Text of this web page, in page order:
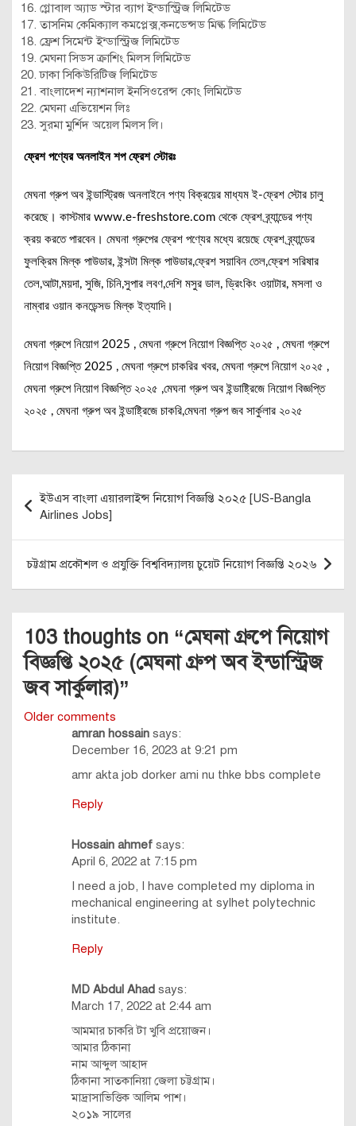
গ্লোবাল অ্যাড স্টার ব্যাগ ইন্ডাস্ট্রিজ লিমিটেড
তাসনিম কেমিক্যাল কমপ্লেক্স,কনডেন্সড মিল্ক লিমিটেড
ফ্রেশ সিমেন্ট ইন্ডাস্ট্রিজ লিমিটেড
মেঘনা সিডস ক্রাশিং মিলস লিমিটেড
ঢাকা সিকিউরিটিজ লিমিটেড
বাংলাদেশ ন্যাশনাল ইনসিওরেন্স কোং লিমিটেড
মেঘনা এভিয়েশন লিঃ
সুরমা মুর্শিদ অয়েল মিলস লি।
ফ্রেশ পণ্যের অনলাইন শপ ফ্রেশ স্টোরঃ
মেঘনা গ্রুপ অব ইন্ডাস্ট্রিজ অনলাইনে পণ্য বিক্রয়ের মাধ্যম ই-ফ্রেশ স্টোর চালু
করেছে। কাস্টমার www.e-freshstore.com থেকে ফ্রেশ ব্র্যান্ডের পণ্য
ক্রয় করতে পারবেন। মেঘনা গ্রুপের ফ্রেশ পণ্যের মধ্যে রয়েছে ফ্রেশ ব্র্যান্ডের
ফুলক্রিম মিল্ক পাউডার, ইন্সটা মিল্ক পাউডার,ফ্রেশ সয়াবিন তেল,ফ্রেশ সরিষার
তেল,আটা,ময়দা, সুজি, চিনি,সুপার লবণ,দেশি মসুর ডাল, ড্রিংকিং ওয়াটার, মসলা ও
নাম্বার ওয়ান কনডেন্সড মিল্ক ইত্যাদি।
মেঘনা গ্রুপে নিয়োগ 2025 , মেঘনা গ্রুপে নিয়োগ বিজ্ঞপ্তি ২০২৫ , মেঘনা গ্রুপে
নিয়োগ বিজ্ঞপ্তি 2025 , মেঘনা গ্রুপে চাকরির খবর, মেঘনা গ্রুপে নিয়োগ ২০২৫ ,
মেঘনা গ্রুপে নিয়োগ বিজ্ঞপ্তি ২০২৫ ,মেঘনা গ্রুপ অব ইন্ডাষ্ট্রিজে নিয়োগ বিজ্ঞপ্তি
২০২৫ , মেঘনা গ্রুপ অব ইন্ডাষ্ট্রিজে চাকরি,মেঘনা গ্রুপ জব সার্কুলার ২০২৫
Post
navigation
ইউএস বাংলা এয়ারলাইন্স নিয়োগ বিজ্ঞপ্তি ২০২৫ [US-Bangla
Airlines Jobs]
চট্টগ্রাম প্রকৌশল ও প্রযুক্তি বিশ্ববিদ্যালয় চুয়েট নিয়োগ বিজ্ঞপ্তি ২০২৬
103 thoughts on “মেঘনা গ্রুপে নিয়োগ
বিজ্ঞপ্তি ২০২৫ (মেঘনা গ্রুপ অব ইন্ডাস্ট্রিজ
জব সার্কুলার)”
Comments
navigation
Older comments
amran hossain says:
December 16, 2023 at 9:21 pm
amr akta job dorker ami nu thke bbs complete
Reply
Hossain ahmef says:
April 6, 2022 at 7:15 pm
I need a job, I have completed my diploma in
mechanical engineering at sylhet polytechnic
institute.
Reply
MD Abdul Ahad says:
March 17, 2022 at 2:44 am
আমমার চাকরি টা খুবি প্রয়োজন।
আমার ঠিকানা
নাম আব্দুল আহাদ
ঠিকানা সাতকানিয়া জেলা চট্টগ্রাম।
মাদ্রাসাভিত্তিক আলিম পাশ।
২০১৯ সালের